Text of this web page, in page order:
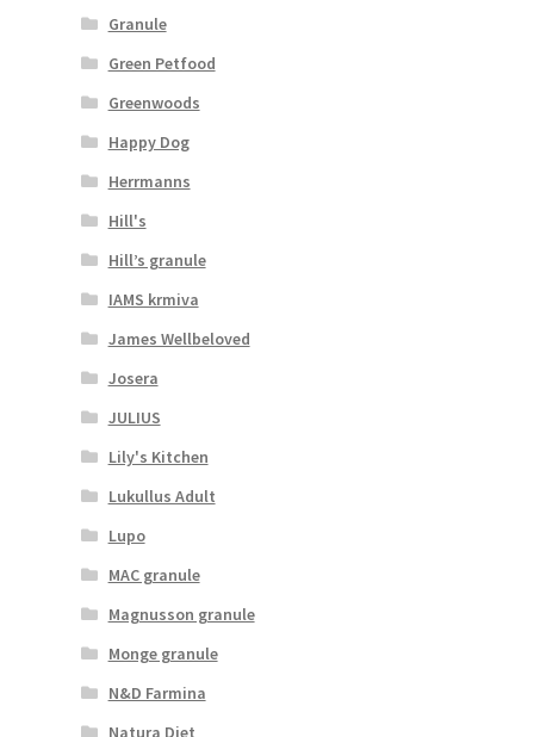
Granule
Green Petfood
Greenwoods
Happy Dog
Herrmanns
Hill's
Hill’s granule
IAMS krmiva
James Wellbeloved
Josera
JULIUS
Lily's Kitchen
Lukullus Adult
Lupo
MAC granule
Magnusson granule
Monge granule
N&D Farmina
Natura Diet